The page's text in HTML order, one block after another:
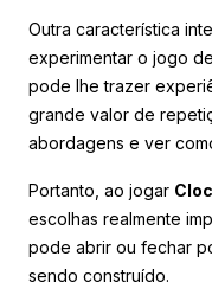
Outra característica
experimentar o jogo
pode lhe trazer
grande valor de
abordagens e ver
Portanto, ao jogar
escolhas realmente
pode abrir ou fechar
sendo construído.